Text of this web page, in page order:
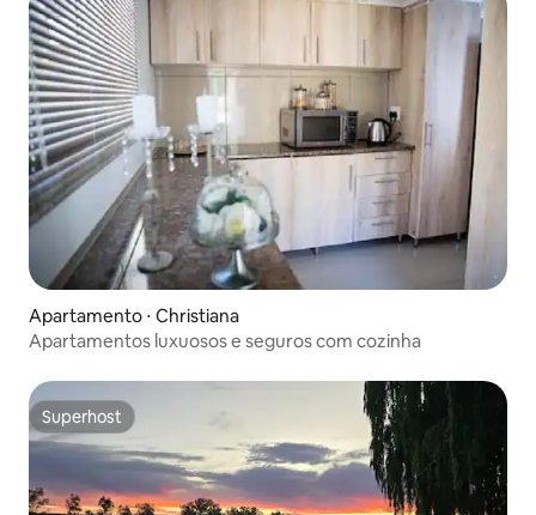
Apartamento ⋅ Christiana
Apartamentos luxuosos e seguros com cozinha
Superhost
Superhost